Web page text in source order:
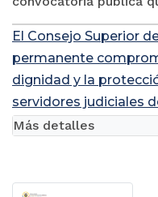
El Consejo Superior
permanente
dignidad y la
servidores judiciales
Más detalles